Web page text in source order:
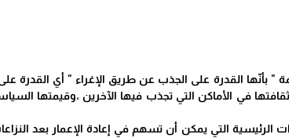
" بأنّها القدرة على الجذب عن طريق الإغراء " أي القدرة
ثقافتها في الأماكن التي تجذب فيها الآخرين ،وقيمتها
الرئيسية التي يمكن أن تسهم في إعادة الإعمار بعد